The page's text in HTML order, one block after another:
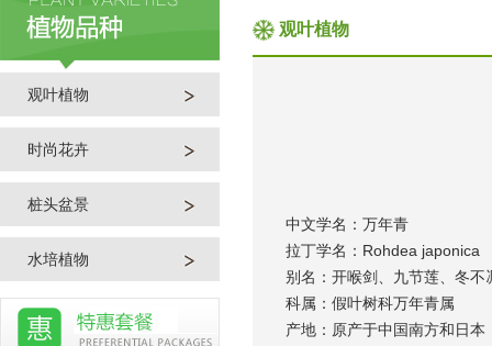
观叶植物
时尚花卉
桩头盆景
水培植物
观叶植物
中文学名：万年青
拉丁学名：Rohdea japonica
别名：开喉剑、九节莲、冬不
科属：假叶树科万年青属
产地：原产于中国南方和日本